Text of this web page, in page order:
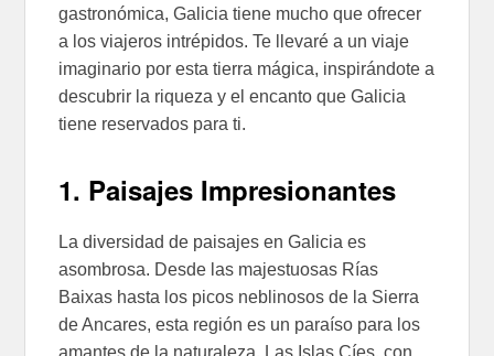
gastronómica, Galicia tiene mucho que ofrecer
a los viajeros intrépidos. Te llevaré a un viaje
imaginario por esta tierra mágica, inspirándote a
descubrir la riqueza y el encanto que Galicia
tiene reservados para ti.
1. Paisajes Impresionantes
La diversidad de paisajes en Galicia es
asombrosa. Desde las majestuosas Rías
Baixas hasta los picos neblinosos de la Sierra
de Ancares, esta región es un paraíso para los
amantes de la naturaleza. Las Islas Cíes, con